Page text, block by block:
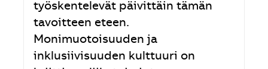
työskentelevät päivittäin tämän
tavoitteen eteen.
Monimuotoisuuden ja
inklusiivisuuden kulttuuri on